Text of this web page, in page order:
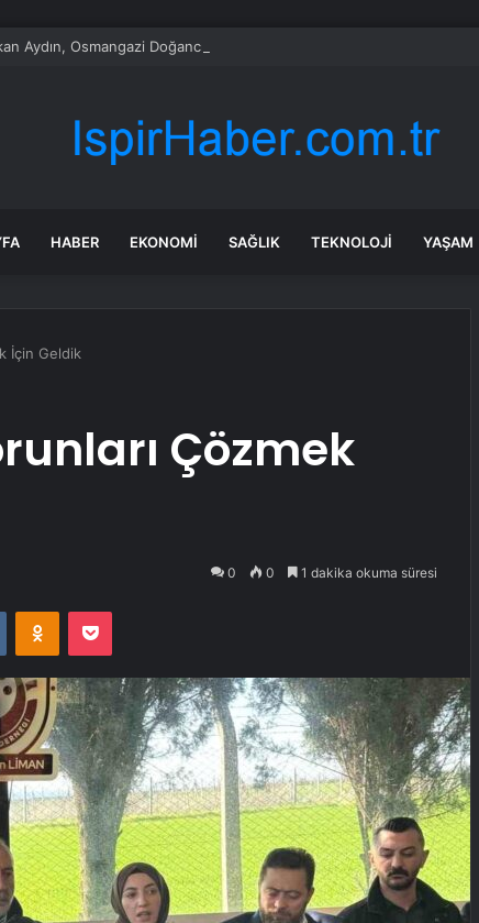
Aydın, Osmangazi Doğancı’da talepleri dinledi
HABER EKONOMI SAĞLIK TEKNOLOJI YAŞAM
İçin Geldik
Çözmek
0 0 1 dakika okuma süresi
VKontakteOdnoklassniki
Pocket